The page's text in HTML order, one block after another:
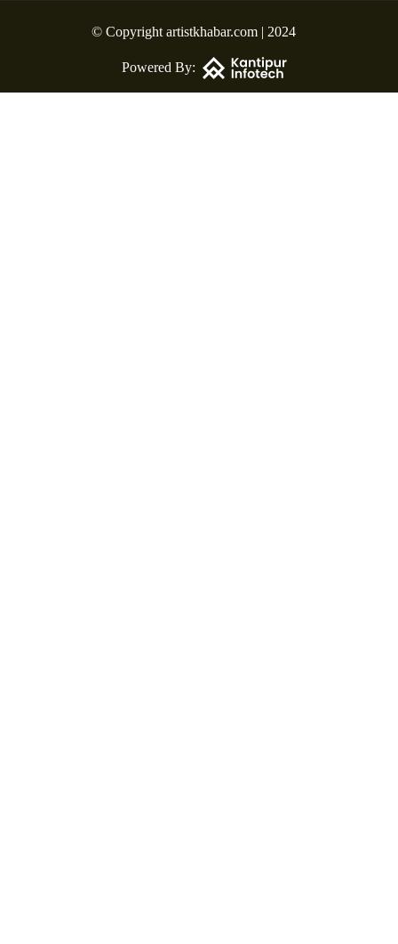
© Copyright artistkhabar.com | 2024
Powered By: